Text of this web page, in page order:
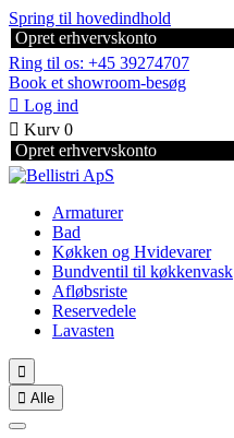
Spring til hovedindhold
Opret erhvervskonto
Ring til os: +45 39274707
Book et showroom-besøg
 Log ind
 Kurv 0
Opret erhvervskonto
Armaturer
Bad
Køkken og Hvidevarer
Bundventil til køkkenvask
Afløbsriste
Reservedele
Lavasten

 Alle